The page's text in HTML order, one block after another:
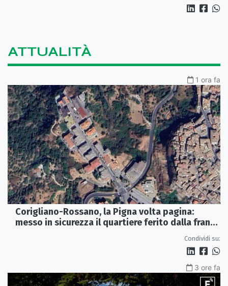
ATTUALITÀ
1 ora fa
Corigliano-Rossano, la Pigna volta pagina:
messo in sicurezza il quartiere ferito dalla frana
Condividi su:
3 ore fa